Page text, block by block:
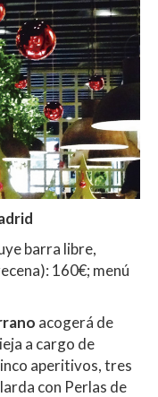
barra libre,
160€; menú
acogerá de
a cargo de
aperitivos, tres
con Perlas de